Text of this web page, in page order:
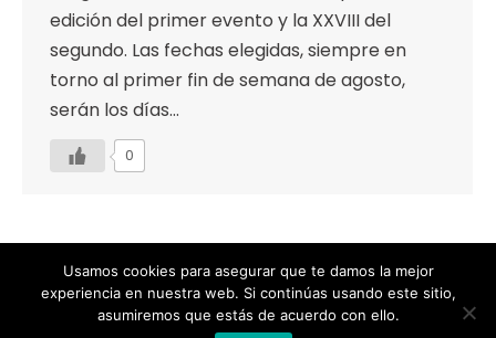
edición del primer evento y la XXVIII del
segundo. Las fechas elegidas, siempre en
torno al primer fin de semana de agosto,
serán los días…
0
Designed by Animation Graphics
POLÍTICA DE PRIVACIDAD |COOKIES |
Usamos cookies para asegurar que te damos la mejor
experiencia en nuestra web. Si continúas usando este sitio,
asumiremos que estás de acuerdo con ello.